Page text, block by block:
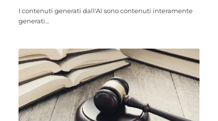
I contenuti generati dall'AI sono contenuti interamente
generati…